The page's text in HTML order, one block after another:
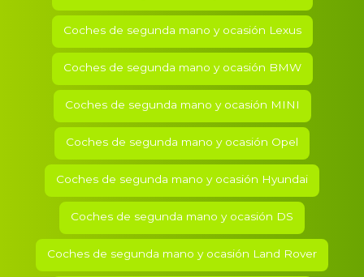
Coches de segunda mano y ocasión Lexus
Coches de segunda mano y ocasión BMW
Coches de segunda mano y ocasión MINI
Coches de segunda mano y ocasión Opel
Coches de segunda mano y ocasión Hyundai
Coches de segunda mano y ocasión DS
Coches de segunda mano y ocasión Land Rover